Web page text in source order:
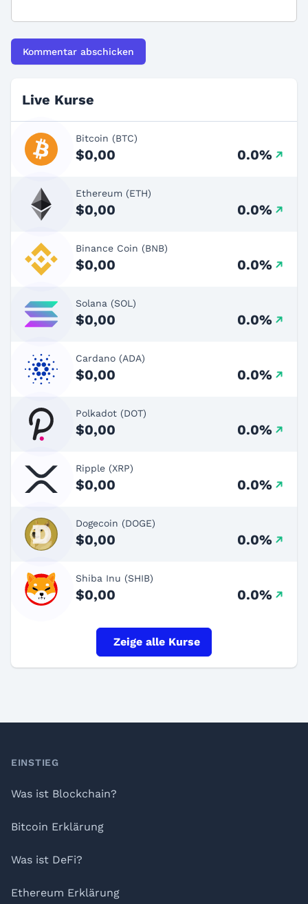
Live Kurse
Bitcoin (BTC)
$0,00 0.0%
Ethereum (ETH)
$0,00 0.0%
Binance Coin (BNB)
$0,00 0.0%
Solana (SOL)
$0,00 0.0%
Cardano (ADA)
$0,00 0.0%
Polkadot (DOT)
$0,00 0.0%
Ripple (XRP)
$0,00 0.0%
Dogecoin (DOGE)
$0,00 0.0%
Shiba Inu (SHIB)
$0,00 0.0%
Zeige alle Kurse
Footer
EINSTIEG
Was ist Blockchain?
Bitcoin Erklärung
Was ist DeFi?
Ethereum Erklärung